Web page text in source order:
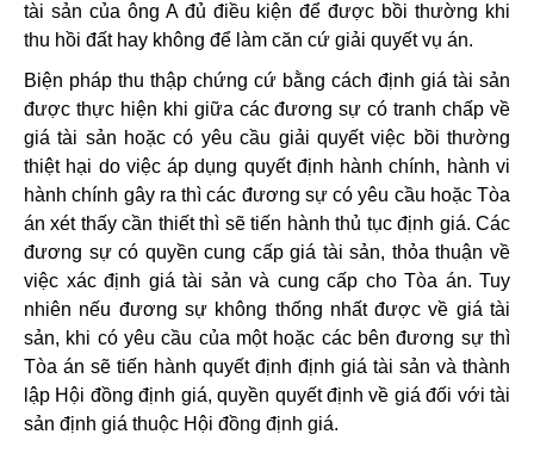
tài sản của ông A đủ điều kiện để được bồi thường khi
thu hồi đất hay không để làm căn cứ giải quyết vụ án.
Biện pháp thu thập chứng cứ bằng cách định giá tài sản
được thực hiện khi giữa các đương sự có tranh chấp về
giá tài sản hoặc có yêu cầu giải quyết việc bồi thường
thiệt hại do việc áp dụng quyết định hành chính, hành vi
hành chính gây ra thì các đương sự có yêu cầu hoặc Tòa
án xét thấy cần thiết thì sẽ tiến hành thủ tục định giá. Các
đương sự có quyền cung cấp giá tài sản, thỏa thuận về
việc xác định giá tài sản và cung cấp cho Tòa án. Tuy
nhiên nếu đương sự không thống nhất được về giá tài
sản, khi có yêu cầu của một hoặc các bên đương sự thì
Tòa án sẽ tiến hành quyết định định giá tài sản và thành
lập Hội đồng định giá, quyền quyết định về giá đối với tài
sản định giá thuộc Hội đồng định giá.